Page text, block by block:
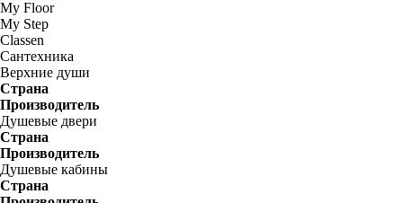
My Floor
My Step
Classen
Сантехника
Верхние души
Страна
Производитель
Душевые двери
Страна
Производитель
Душевые кабины
Страна